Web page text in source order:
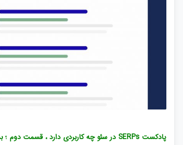
پادکست SERPs در سئو چه کاربردی دارد ، قسمت دوم ؛ بشنوید :